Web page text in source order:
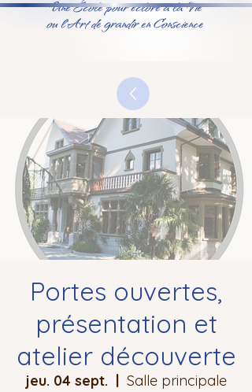
Une École pour éclore à la Vie
ou l’Art de grandir en Conscience
Portes ouvertes,
présentation et
atelier découverte
jeu. 04 sept.
  |
Salle principale